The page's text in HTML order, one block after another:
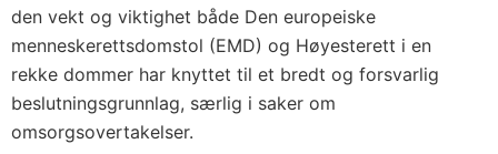
den vekt og viktighet både Den europeiske
menneskerettsdomstol (EMD) og Høyesterett i en
rekke dommer har knyttet til et bredt og forsvarlig
beslutningsgrunnlag, særlig i saker om
omsorgsovertakelser.